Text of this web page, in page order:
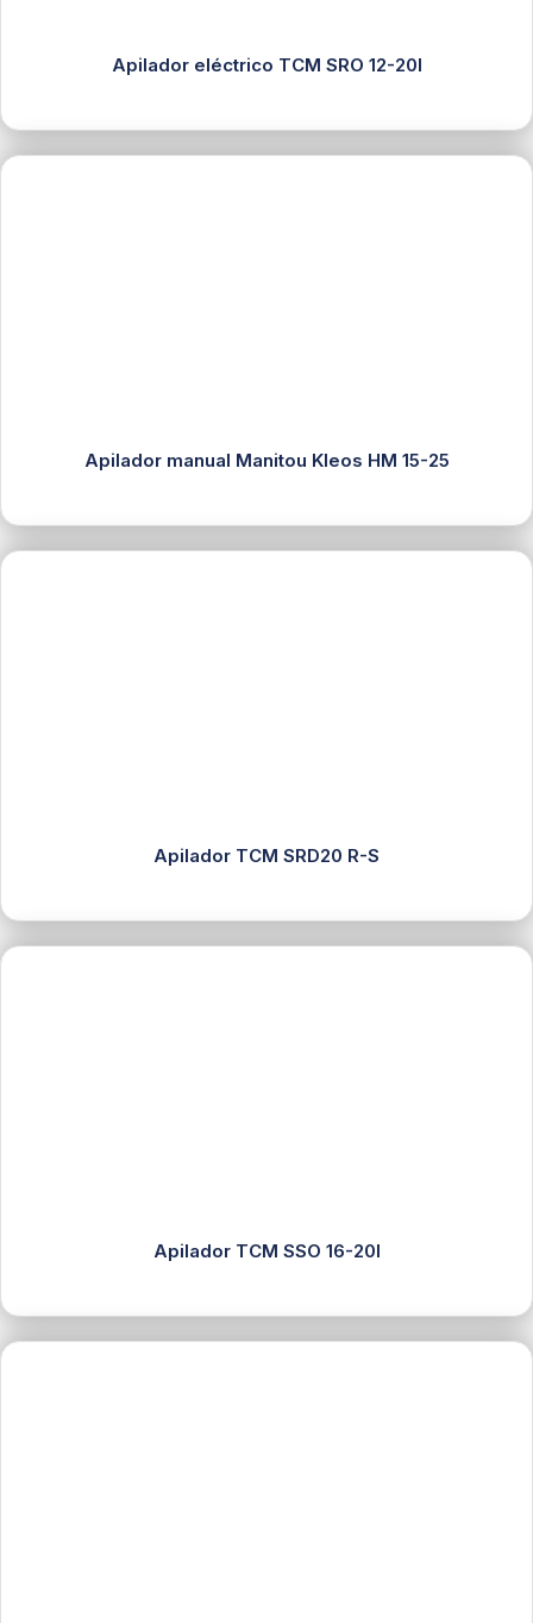
Apilador eléctrico TCM SRO 12-20I
Apilador manual Manitou Kleos HM 15-25
Apilador TCM SRD20 R-S
Apilador TCM SSO 16-20I